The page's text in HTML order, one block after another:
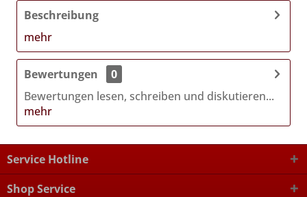
Beschreibung
mehr
Bewertungen
0
Bewertungen lesen, schreiben und diskutieren...
mehr
Service Hotline
Shop Service